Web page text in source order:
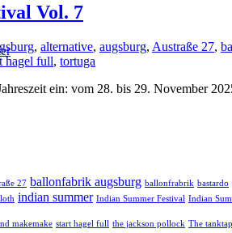
Vol. 7
, alternative, augsburg, Austraße 27,
hagel full, tortuga
ein: vom 28. bis 29. November
27 ballonfabrik augsburg ballonfrabrik bastardo
indian summer Indian Summer Festival Indian
makemake start hagel full the jackson pollock The